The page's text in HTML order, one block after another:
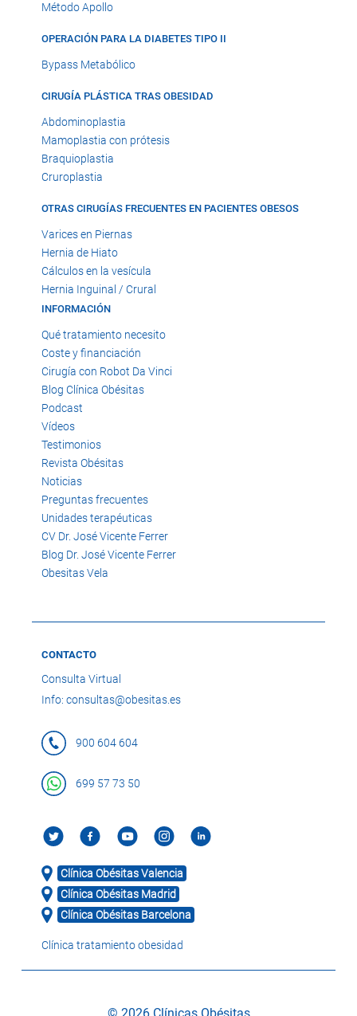
Método Apollo
OPERACIÓN PARA LA DIABETES TIPO II
Bypass Metabólico
CIRUGÍA PLÁSTICA TRAS OBESIDAD
Abdominoplastia
Mamoplastia con prótesis
Braquioplastia
Cruroplastia
OTRAS CIRUGÍAS FRECUENTES EN PACIENTES OBESOS
Varices en Piernas
Hernia de Hiato
Cálculos en la vesícula
Hernia Inguinal / Crural
INFORMACIÓN
Qué tratamiento necesito
Coste y financiación
Cirugía con Robot Da Vinci
Blog Clínica Obésitas
Podcast
Vídeos
Testimonios
Revista Obésitas
Noticias
Preguntas frecuentes
Unidades terapéuticas
CV Dr. José Vicente Ferrer
Blog Dr. José Vicente Ferrer
Obesitas Vela
CONTACTO
Consulta Virtual
Info: consultas@obesitas.es
900 604 604
699 57 73 50
Clínica Obésitas Valencia
Clínica Obésitas Madrid
Clínica Obésitas Barcelona
Clínica tratamiento obesidad